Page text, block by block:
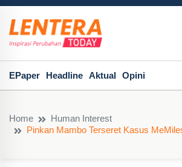
EPaper Headline Aktual Opini
Home
Human Interest
Pinkan Mambo Terseret Kasus